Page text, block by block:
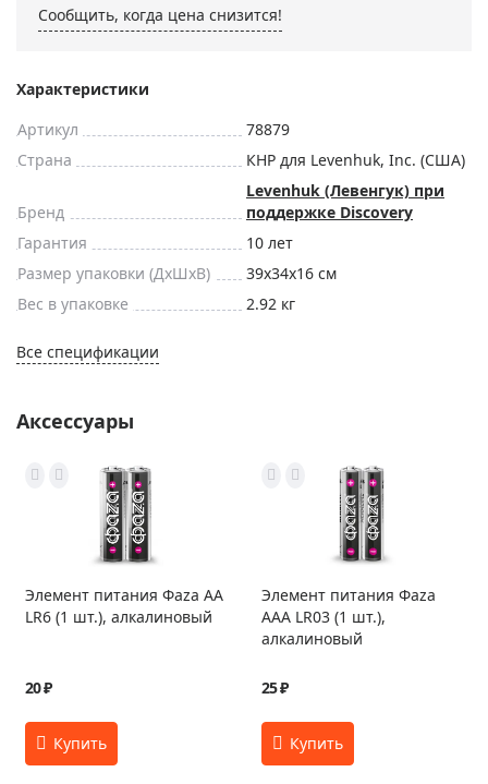
Сообщить, когда цена снизится!
Характеристики
Артикул
78879
Страна
КНР для Levenhuk, Inc. (США)
Бренд
Levenhuk (Левенгук) при
поддержке Discovery
Гарантия
10 лет
Размер упаковки (ДxШxВ)
39x34x16 см
Вес в упаковке
2.92 кг
Все спецификации
Аксессуары
Элемент питания Фаza AA
LR6 (1 шт.), алкалиновый
20 ₽
Элемент питания Фаza
AAA LR03 (1 шт.),
алкалиновый
25 ₽